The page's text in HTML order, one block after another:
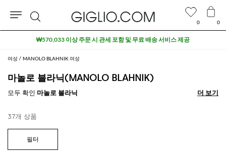
여성 MANOLO BLAHNIK 여성
마놀로 블라닉(MANOLO BLAHNIK)
모두 확인 마놀로 블라닉 더 보기
더 보기
37개 상품
0 0
검
색
₩570,033 이상 주문 시 관세 포함 및 무료 배송 서비스 제공